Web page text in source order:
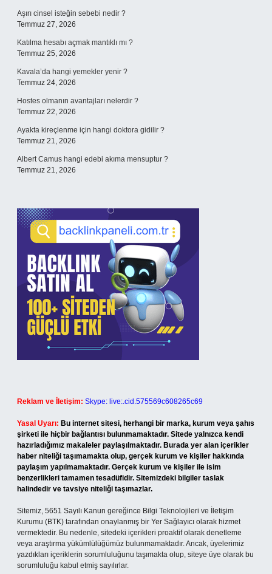
Aşırı cinsel isteğin sebebi nedir ?
Temmuz 27, 2026
Katılma hesabı açmak mantıklı mı ?
Temmuz 25, 2026
Kavala’da hangi yemekler yenir ?
Temmuz 24, 2026
Hostes olmanın avantajları nelerdir ?
Temmuz 22, 2026
Ayakta kireçlenme için hangi doktora gidilir ?
Temmuz 21, 2026
Albert Camus hangi edebi akıma mensuptur ?
Temmuz 21, 2026
Reklam ve İletişim: Skype: live:.cid.575569c608265c69
Yasal Uyarı: Bu internet sitesi, herhangi bir marka, kurum veya şahıs
şirketi ile hiçbir bağlantısı bulunmamaktadır. Sitede yalnızca kendi
hazırladığımız makaleler paylaşılmaktadır. Burada yer alan içerikler
haber niteliği taşımamakta olup, gerçek kurum ve kişiler hakkında
paylaşım yapılmamaktadır. Gerçek kurum ve kişiler ile isim
benzerlikleri tamamen tesadüfidir. Sitemizdeki bilgiler taslak
halindedir ve tavsiye niteliği taşımazlar.
Sitemiz, 5651 Sayılı Kanun gereğince Bilgi Teknolojileri ve İletişim
Kurumu (BTK) tarafından onaylanmış bir Yer Sağlayıcı olarak hizmet
vermektedir. Bu nedenle, sitedeki içerikleri proaktif olarak denetleme
veya araştırma yükümlülüğümüz bulunmamaktadır. Ancak, üyelerimiz
yazdıkları içeriklerin sorumluluğunu taşımakta olup, siteye üye olarak bu
sorumluluğu kabul etmiş sayılırlar.